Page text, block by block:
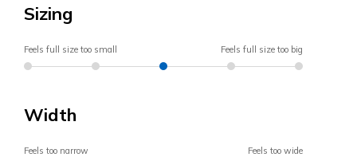
Sizing
Feels full size too small Feels full size too big
Width
Feels too narrow Feels too wide